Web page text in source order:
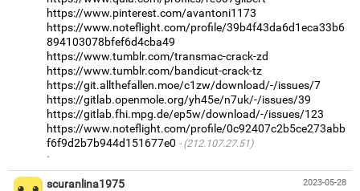
https://www.pinterest.com/avantoni1173
https://www.noteflight.com/profile/39b4f43da6d1eca33b6
894103078bfef6d4cba49
https://www.tumblr.com/transmac-crack-zd
https://www.tumblr.com/bandicut-crack-tz
https://git.allthefallen.moe/c1zw/download/-/issues/7
https://gitlab.openmole.org/yh45e/n7uk/-/issues/39
https://gitlab.fhi.mpg.de/ep5w/download/-/issues/123
https://www.noteflight.com/profile/0c92407c2b5ce273abb
f6f9d2b7b944d151677e0
(212.107.27.51)
·
2023-05-28
scuranlina1975